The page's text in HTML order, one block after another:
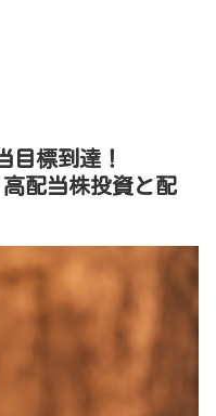
目標到達！
高配当株投資と配